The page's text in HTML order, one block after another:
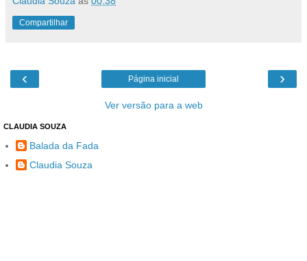
Compartilhar
‹ ›
Página inicial
Ver versão para a web
CLAUDIA SOUZA
Balada da Fada
Claudia Souza